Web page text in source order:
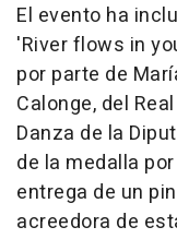
El evento ha
'River flows in
por parte de
Calonge, del
Danza de la
de la medalla
entrega de un
acreedora de